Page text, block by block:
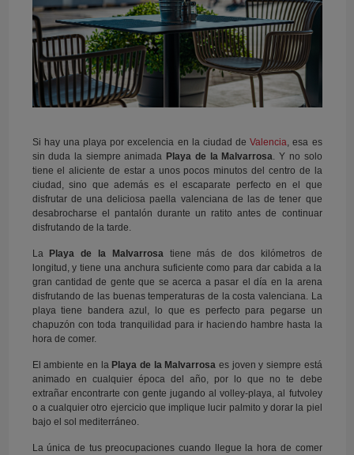
Si hay una playa por excelencia en la ciudad deValencia, esa es
sin duda la siempre animada Playa de la Malvarrosa. Y no solo
tiene el aliciente de estar a unos pocos minutos del centro de la
ciudad, sino que además es el escaparate perfecto en el que
disfrutar de una deliciosa paella valenciana de las de tener que
desabrocharse el pantalón durante un ratito antes de continuar
disfrutando de la tarde.
La Playa de la Malvarrosatiene más de dos kilómetros de
longitud, y tiene una anchura suficiente como para dar cabida a la
gran cantidad de gente que se acerca a pasar el día en la arena
disfrutando de las buenas temperaturas de la costa valenciana. La
playa tiene bandera azul, lo que es perfecto para pegarse un
chapuzón con toda tranquilidad para ir haciendo hambre hasta la
hora de comer.
El ambiente en la Playa de la Malvarrosa es joven y siempre está
animado en cualquier época del año, por lo que no te debe
extrañar encontrarte con gente jugando al volley-playa, al futvoley
o a cualquier otro ejercicio que implique lucir palmito y dorar la piel
bajo el sol mediterráneo.
La única de tus preocupaciones cuando llegue la hora de comer